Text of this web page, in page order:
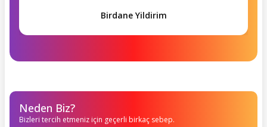
Birdane Yildirim
Neden Biz?
Bizleri tercih etmeniz için geçerli birkaç sebep.